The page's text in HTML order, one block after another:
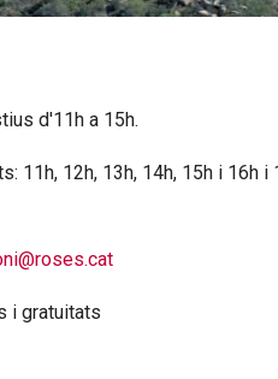
d'11h a 15h.
12h, 13h, 14h, 15h i 16h i
i gratuitats